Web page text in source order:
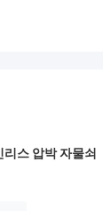
스 압박 자물쇠